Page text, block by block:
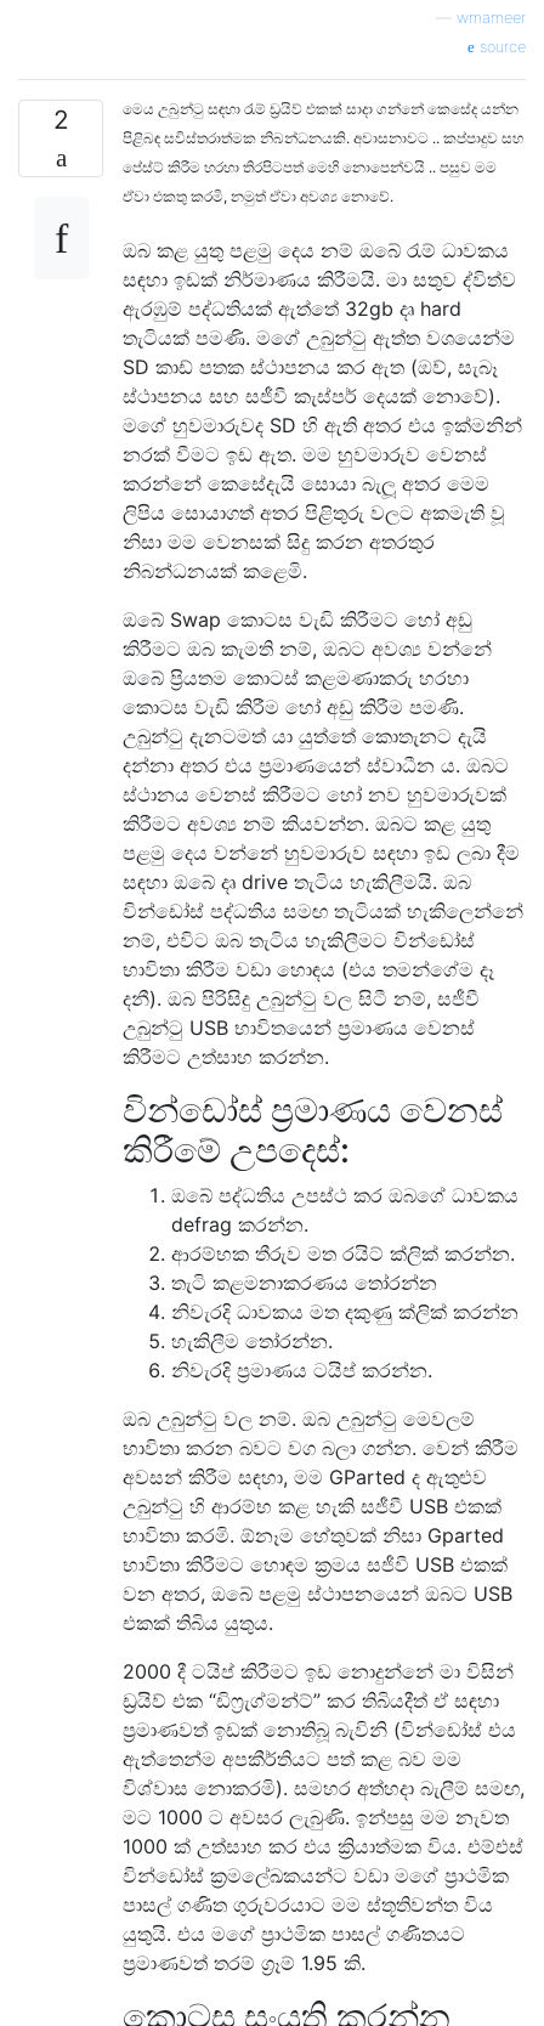
wmameer
source
2
මෙය උබුන්ටු සඳහා රැම් ඩ්‍රයිව් එකක් සාදා ගන්නේ කෙසේද යන්න
පිළිබඳ සවිස්තරාත්මක නිබන්ධනයකි. අවාසනාවට .. කප්පාදුව සහ
පේස්ට් කිරීම හරහා තිරපිටපත් මෙහි නොපෙන්වයි .. පසුව මම
ඒවා එකතු කරමි, නමුත් ඒවා අවශ්‍ය නොවේ.
ඔබ කළ යුතු පළමු දෙය නම් ඔබේ රැම් ධාවකය
සඳහා ඉඩක් නිර්මාණය කිරීමයි. මා සතුව ද්විත්ව
ඇරඹුම් පද්ධතියක් ඇත්තේ 32gb දෘ hard
තැටියක් පමණි. මගේ උබුන්ටු ඇත්ත වශයෙන්ම
SD කාඩ් පතක ස්ථාපනය කර ඇත (ඔව්, සැබෑ
ස්ථාපනය සහ සජීවී කැස්පර් දෙයක් නොවේ).
මගේ හුවමාරුවද SD හි ඇති අතර එය ඉක්මනින්
නරක් වීමට ඉඩ ඇත. මම හුවමාරුව වෙනස්
කරන්නේ කෙසේදැයි සොයා බැලූ අතර මෙම
ලිපිය සොයාගත් අතර පිළිතුරු වලට අකමැති වූ
නිසා මම වෙනසක් සිදු කරන අතරතුර
නිබන්ධනයක් කළෙමි.
ඔබේ Swap කොටස වැඩි කිරීමට හෝ අඩු
කිරීමට ඔබ කැමති නම්, ඔබට අවශ්‍ය වන්නේ
ඔබේ ප්‍රියතම කොටස් කළමණාකරු හරහා
කොටස වැඩි කිරීම හෝ අඩු කිරීම පමණි.
උබුන්ටු දැනටමත් යා යුත්තේ කොතැනට දැයි
දන්නා අතර එය ප්‍රමාණයෙන් ස්වාධීන ය. ඔබට
ස්ථානය වෙනස් කිරීමට හෝ නව හුවමාරුවක්
කිරීමට අවශ්‍ය නම් කියවන්න. ඔබට කළ යුතු
පළමු දෙය වන්නේ හුවමාරුව සඳහා ඉඩ ලබා දීම
සඳහා ඔබේ දෘ drive තැටිය හැකිලීමයි. ඔබ
වින්ඩෝස් පද්ධතිය සමඟ තැටියක් හැකිලෙන්නේ
නම්, එවිට ඔබ තැටිය හැකිලීමට වින්ඩෝස්
භාවිතා කිරීම වඩා හොඳය (එය තමන්ගේම දෑ
දනී). ඔබ පිරිසිදු උබුන්ටු වල සිටී නම්, සජීවී
උබුන්ටු USB භාවිතයෙන් ප්‍රමාණය වෙනස්
කිරීමට උත්සාහ කරන්න.
වින්ඩෝස් ප්‍රමාණය වෙනස්
කිරීමේ උපදෙස්:
ඔබේ පද්ධතිය උපස්ථ කර ඔබගේ ධාවකය
defrag කරන්න.
ආරම්භක තීරුව මත රයිට් ක්ලික් කරන්න.
තැටි කළමනාකරණය තෝරන්න
නිවැරදි ධාවකය මත දකුණු ක්ලික් කරන්න
හැකිලීම තෝරන්න.
නිවැරදි ප්‍රමාණය ටයිප් කරන්න.
ඔබ උබුන්ටු වල නම්. ඔබ උබුන්ටු මෙවලම්
භාවිතා කරන බවට වග බලා ගන්න. වෙන් කිරීම
අවසන් කිරීම සඳහා, මම GParted ද ඇතුළුව
උබුන්ටු හි ආරම්භ කළ හැකි සජීවී USB එකක්
භාවිතා කරමි. ඕනෑම හේතුවක් නිසා Gparted
භාවිතා කිරීමට හොඳම ක්‍රමය සජීවී USB එකක්
වන අතර, ඔබේ පළමු ස්ථාපනයෙන් ඔබට USB
එකක් තිබිය යුතුය.
2000 දී ටයිප් කිරීමට ඉඩ නොදුන්නේ මා විසින්
ඩ්‍රයිව් එක “ඩිෆ්‍රැග්මන්ට්” කර තිබියදීත් ඒ සඳහා
ප්‍රමාණවත් ඉඩක් නොතිබූ බැවිනි (වින්ඩෝස් එය
ඇත්තෙන්ම අපකීර්තියට පත් කළ බව මම
විශ්වාස නොකරමි). සමහර අත්හදා බැලීම් සමඟ,
මට 1000 ට අවසර ලැබුණි. ඉන්පසු මම නැවත
1000 ක් උත්සාහ කර එය ක්‍රියාත්මක විය. එම්එස්
වින්ඩෝස් ක්‍රමලේඛකයන්ට වඩා මගේ ප්‍රාථමික
පාසල් ගණිත ගුරුවරයාට මම ස්තූතිවන්ත විය
යුතුයි. එය මගේ ප්‍රාථමික පාසල් ගණිතයට
ප්‍රමාණවත් තරම් ග්‍රෑම් 1.95 කි.
කොටස සංයුති කරන්න